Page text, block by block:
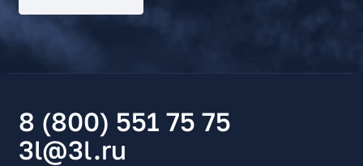
8 (800) 551 75 75
3l@3l.ru